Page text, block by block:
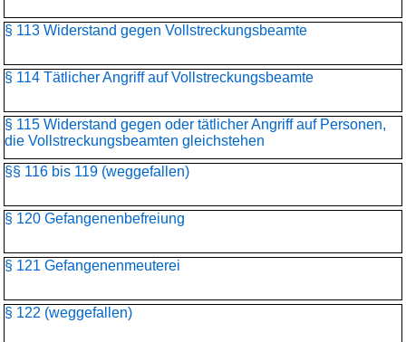
§ 113 Widerstand gegen Vollstreckungsbeamte
§ 114 Tätlicher Angriff auf Vollstreckungsbeamte
§ 115 Widerstand gegen oder tätlicher Angriff auf Personen,
die Vollstreckungsbeamten gleichstehen
§§ 116 bis 119 (weggefallen)
§ 120 Gefangenenbefreiung
§ 121 Gefangenenmeuterei
§ 122 (weggefallen)